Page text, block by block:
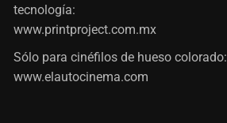
tecnología:
www.printproject.com.mx
Sólo para cinéfilos de hueso colorado:
www.elautocinema.com